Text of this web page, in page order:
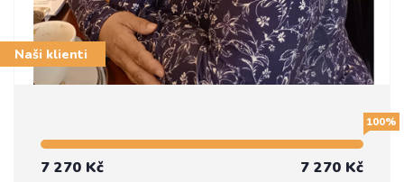
Naši klienti
100%
7 270 Kč 7 270 Kč